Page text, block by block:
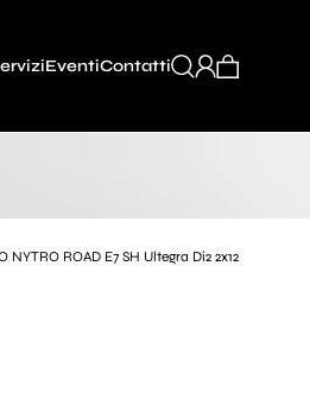
EventiContatti
NYTRO ROAD E7 SH Ultegra Di2 2x12